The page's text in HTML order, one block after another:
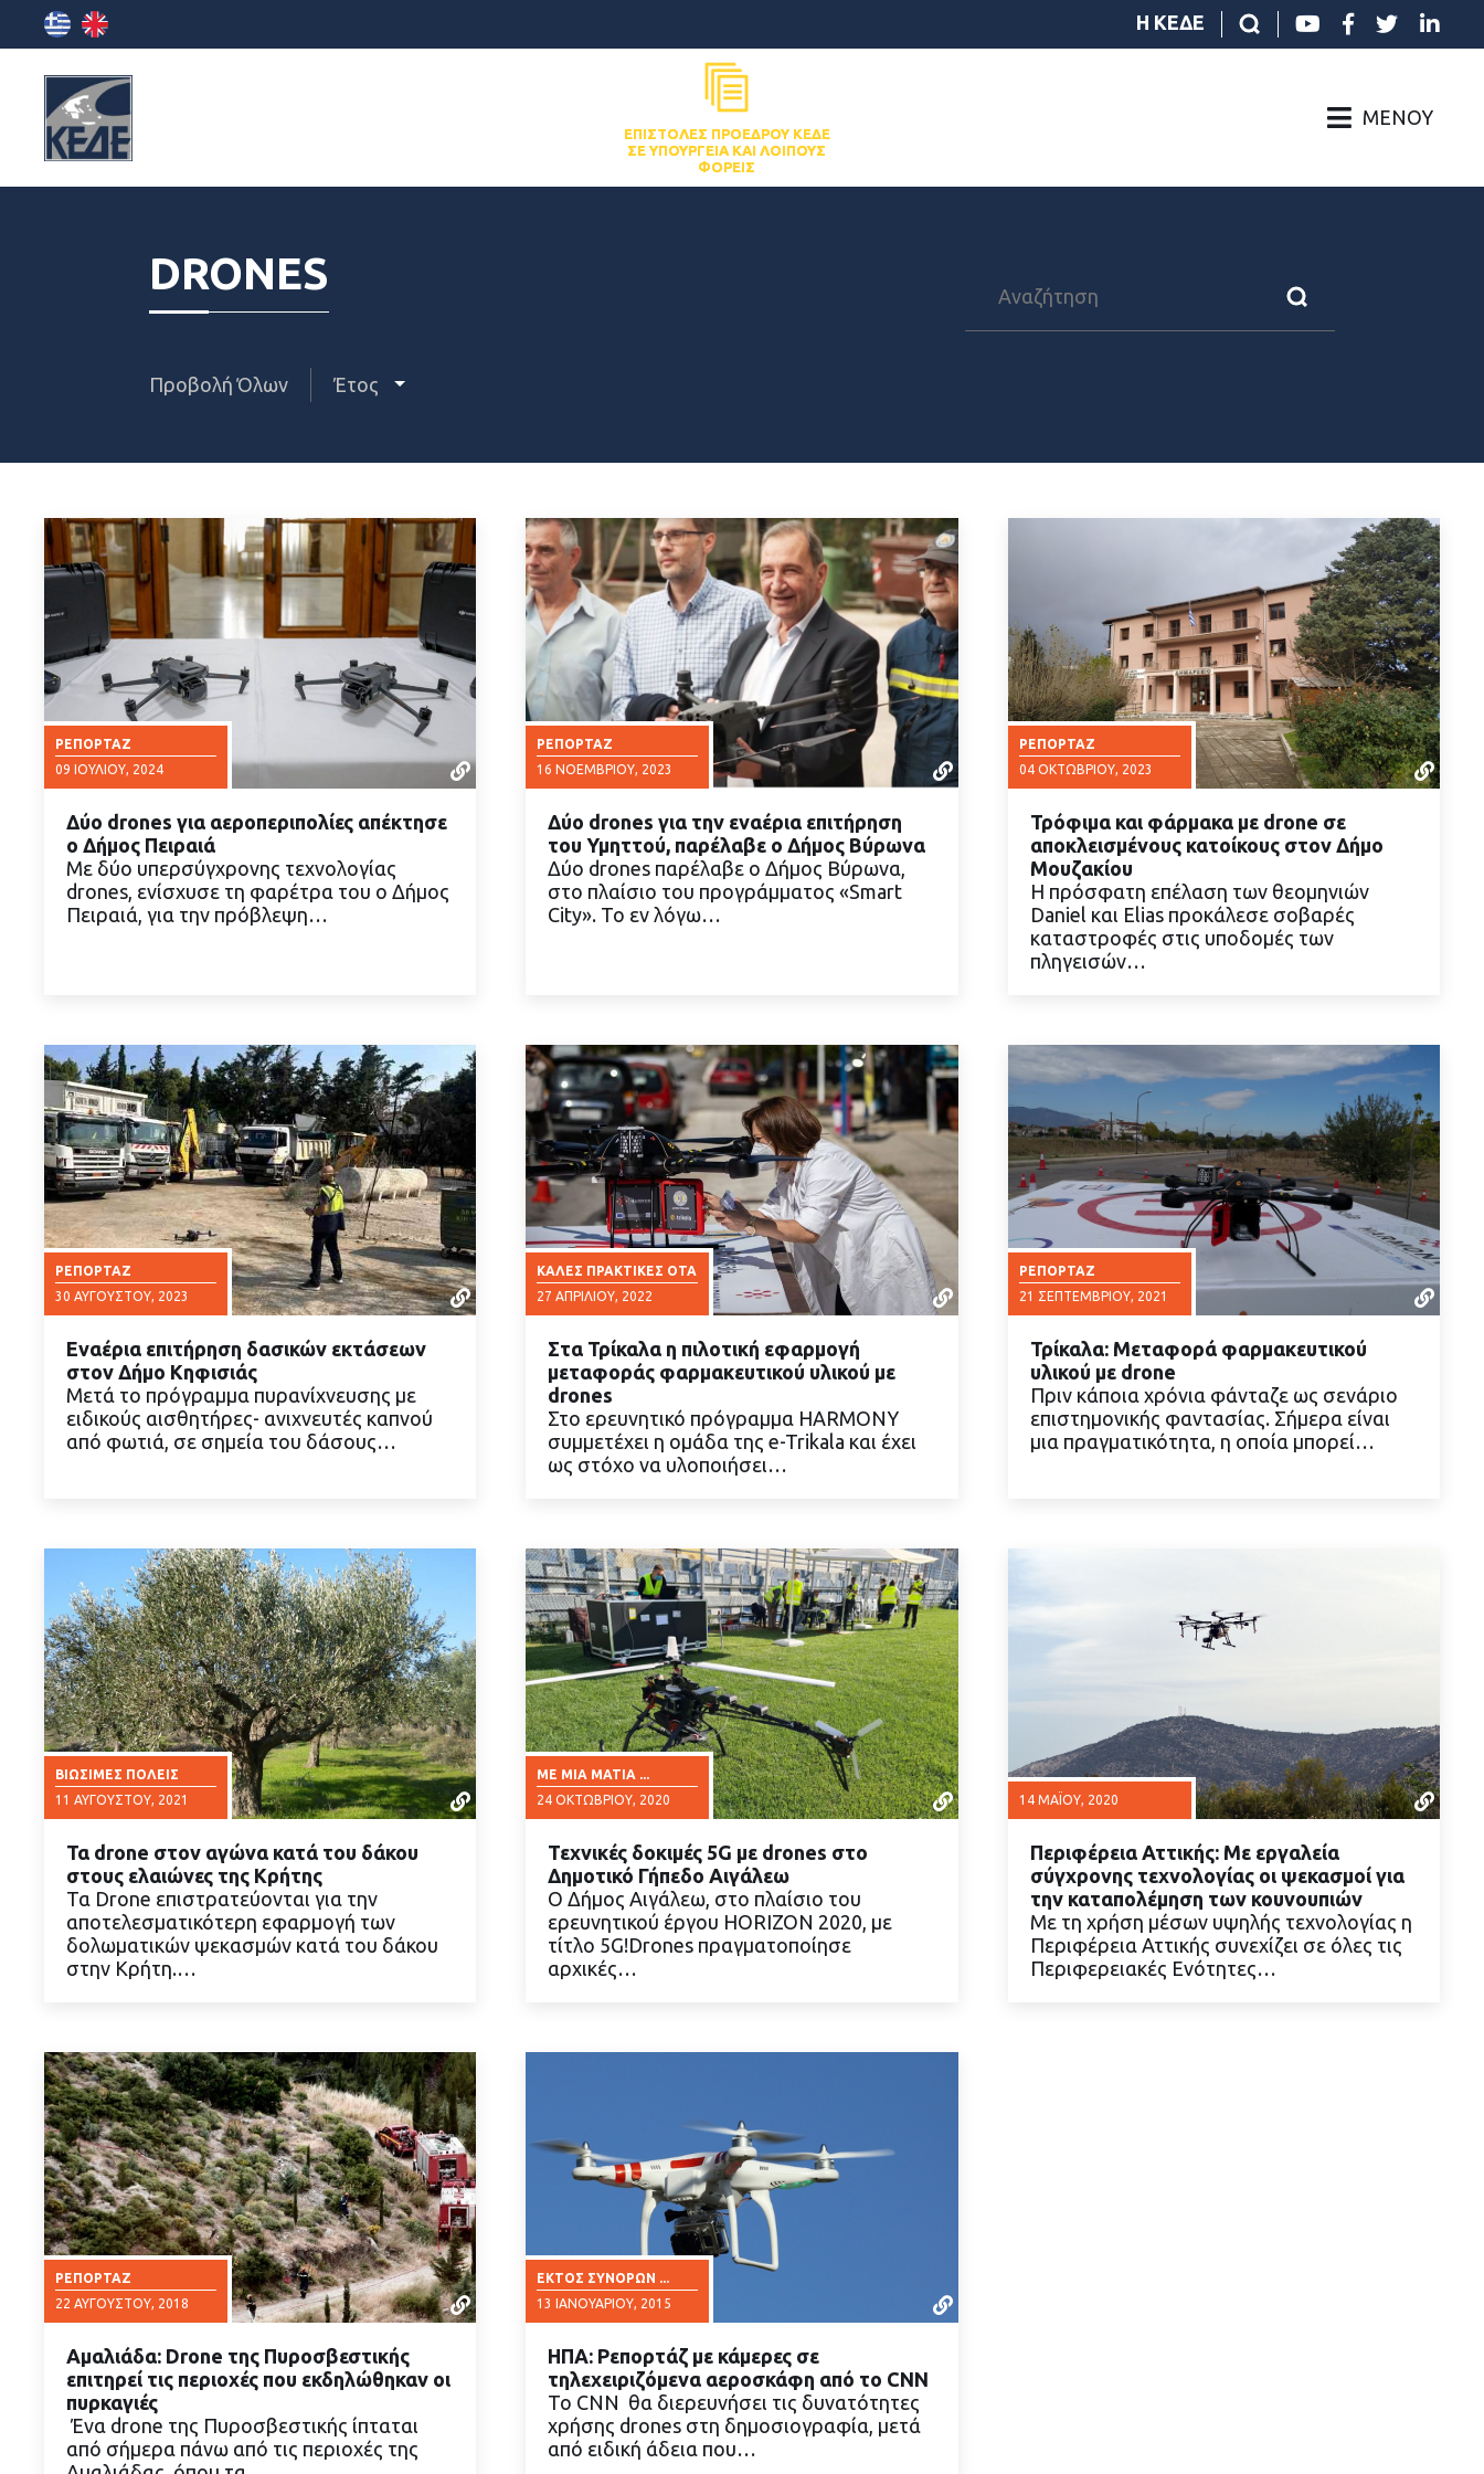
Η ΚΕΔΕ
ΕΠΙΣΤΟΛΈΣ ΠΡΟΈΔΡΟΥ ΚΕΔΕ
ΣΕ ΥΠΟΥΡΓΕΊΑ ΚΑΙ ΛΟΙΠΟΎΣ
ΦΟΡΕΊΣ
ΜΕΝΟΎ
DRONES
Προβολή Όλων Έτος
ΡΕΠΟΡΤΆΖ
09 ΙΟΥΛΊΟΥ, 2024
ΔΙΑΒΑΣΤΕ ΠΕΡΙΣΣΟΤΕΡΑ
Δύο drones για αεροπεριπολίες απέκτησε
ο Δήμος Πειραιά
Με δύο υπερσύγχρονης τεχνολογίας
drones, ενίσχυσε τη φαρέτρα του ο Δήμος
Πειραιά, για την πρόβλεψη…
ΡΕΠΟΡΤΆΖ
16 ΝΟΕΜΒΡΊΟΥ, 2023
ΔΙΑΒΑΣΤΕ ΠΕΡΙΣΣΟΤΕΡΑ
Δύο drones για την εναέρια επιτήρηση
του Υμηττού, παρέλαβε ο Δήμος Βύρωνα
Δύο drones παρέλαβε ο Δήμος Βύρωνα,
στο πλαίσιο του προγράμματος «Smart
City». Το εν λόγω…
ΡΕΠΟΡΤΆΖ
04 ΟΚΤΩΒΡΊΟΥ, 2023
ΔΙΑΒΑΣΤΕ ΠΕΡΙΣΣΟΤΕΡΑ
Τρόφιμα και φάρμακα με drone σε
αποκλεισμένους κατοίκους στον Δήμο
Μουζακίου
Η πρόσφατη επέλαση των θεομηνιών
Daniel και Elias προκάλεσε σοβαρές
καταστροφές στις υποδομές των
πληγεισών…
ΡΕΠΟΡΤΆΖ
30 ΑΥΓΟΎΣΤΟΥ, 2023
ΔΙΑΒΑΣΤΕ ΠΕΡΙΣΣΟΤΕΡΑ
Εναέρια επιτήρηση δασικών εκτάσεων
στον Δήμο Κηφισιάς
Μετά το πρόγραμμα πυρανίχνευσης με
ειδικούς αισθητήρες- ανιχνευτές καπνού
από φωτιά, σε σημεία του δάσους…
ΚΑΛΈΣ ΠΡΑΚΤΙΚΈΣ ΟΤΑ
27 ΑΠΡΙΛΊΟΥ, 2022
ΔΙΑΒΑΣΤΕ ΠΕΡΙΣΣΟΤΕΡΑ
Στα Τρίκαλα η πιλοτική εφαρμογή
μεταφοράς φαρμακευτικού υλικού με
drones
Στο ερευνητικό πρόγραμμα HARMONY
συμμετέχει η ομάδα της e-Trikala και έχει
ως στόχο να υλοποιήσει…
ΡΕΠΟΡΤΆΖ
21 ΣΕΠΤΕΜΒΡΊΟΥ, 2021
ΔΙΑΒΑΣΤΕ ΠΕΡΙΣΣΟΤΕΡΑ
Τρίκαλα: Μεταφορά φαρμακευτικού
υλικού με drone
Πριν κάποια χρόνια φάνταζε ως σενάριο
επιστημονικής φαντασίας. Σήμερα είναι
μια πραγματικότητα, η οποία μπορεί…
ΒΙΏΣΙΜΕΣ ΠΌΛΕΙΣ
11 ΑΥΓΟΎΣΤΟΥ, 2021
ΔΙΑΒΑΣΤΕ ΠΕΡΙΣΣΟΤΕΡΑ
Τα drone στον αγώνα κατά του δάκου
στους ελαιώνες της Κρήτης
Τα Drone επιστρατεύονται για την
αποτελεσματικότερη εφαρμογή των
δολωματικών ψεκασμών κατά του δάκου
στην Κρήτη.…
ΜΕ ΜΙΑ ΜΑΤΙΆ ...
24 ΟΚΤΩΒΡΊΟΥ, 2020
ΔΙΑΒΑΣΤΕ ΠΕΡΙΣΣΟΤΕΡΑ
Τεχνικές δοκιμές 5G με drones στο
Δημοτικό Γήπεδο Αιγάλεω
Ο Δήμος Αιγάλεω, στο πλαίσιο του
ερευνητικού έργου HORIZON 2020, με
τίτλο 5G!Drones πραγματοποίησε
αρχικές…
14 ΜΑΪ́ΟΥ, 2020
ΔΙΑΒΑΣΤΕ ΠΕΡΙΣΣΟΤΕΡΑ
Περιφέρεια Αττικής: Με εργαλεία
σύγχρονης τεχνολογίας οι ψεκασμοί για
την καταπολέμηση των κουνουπιών
Με τη χρήση μέσων υψηλής τεχνολογίας η
Περιφέρεια Αττικής συνεχίζει σε όλες τις
Περιφερειακές Ενότητες…
ΡΕΠΟΡΤΆΖ
22 ΑΥΓΟΎΣΤΟΥ, 2018
ΔΙΑΒΑΣΤΕ ΠΕΡΙΣΣΟΤΕΡΑ
Αμαλιάδα: Drone της Πυροσβεστικής
επιτηρεί τις περιοχές που εκδηλώθηκαν οι
πυρκαγιές
Ένα drone της Πυροσβεστικής ίπταται
από σήμερα πάνω από τις περιοχές της
ΕΚΤΌΣ ΣΥΝΌΡΩΝ ...
13 ΙΑΝΟΥΑΡΊΟΥ, 2015
ΔΙΑΒΑΣΤΕ ΠΕΡΙΣΣΟΤΕΡΑ
ΗΠΑ: Ρεπορτάζ με κάμερες σε
τηλεχειριζόμενα αεροσκάφη από το CNN
Το CNN θα διερευνήσει τις δυνατότητες
χρήσης drones στη δημοσιογραφία, μετά
από ειδική άδεια που…